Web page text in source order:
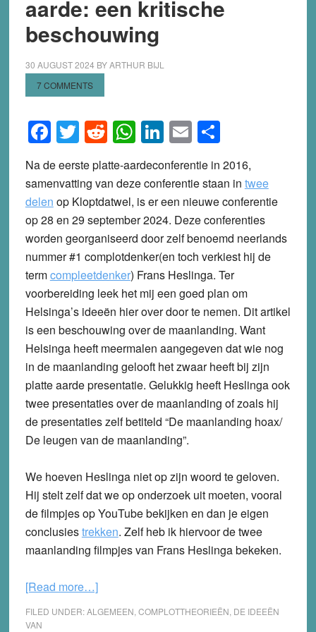
aarde: een kritische
beschouwing
30 AUGUST 2024 BYARTHUR BIJL
7 COMMENTS
Facebook
Twitter
Reddit
WhatsApp
LinkedIn
EmailShare
Na de eerste platte-aardeconferentie in 2016,
samenvatting van deze conferentie staan in twee
delen op Kloptdatwel, is er een nieuwe conferentie
op 28 en 29 september 2024. Deze conferenties
worden georganiseerd door zelf benoemd neerlands
nummer #1 complotdenker(en toch verkiest hij de
termcompleetdenker) Frans Heslinga. Ter
voorbereiding leek het mij een goed plan om
Helsinga’s ideeën hier over door te nemen. Dit artikel
is een beschouwing over de maanlanding. Want
Helsinga heeft meermalen aangegeven dat wie nog
in de maanlanding gelooft het zwaar heeft bij zijn
platte aarde presentatie. Gelukkig heeft Heslinga ook
twee presentaties over de maanlanding of zoals hij
de presentaties zelf betiteld “De maanlanding hoax/
De leugen van de maanlanding”.
We hoeven Heslinga niet op zijn woord te geloven.
Hij stelt zelf dat we op onderzoek uit moeten, vooral
de filmpjes op YouTube bekijken en dan je eigen
conclusiestrekken. Zelf heb ik hiervoor de twee
maanlanding filmpjes van Frans Heslinga bekeken.
[Read more…]about
FILED UNDER:ALGEMEEN COMPLOTTHEORIEËN DE IDEEËN
VAN